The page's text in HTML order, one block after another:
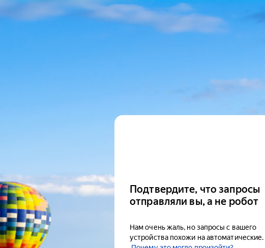
Подтвердите, что запросы
отправляли вы, а не робот
Нам очень жаль, но запросы с вашего
устройства похожи на автоматические.